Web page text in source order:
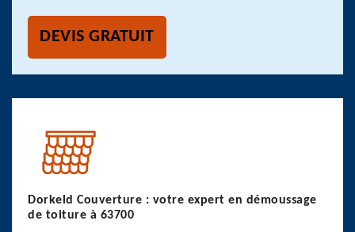
DEVIS GRATUIT
Dorkeld Couverture : votre expert en démoussage
de toiture à 63700